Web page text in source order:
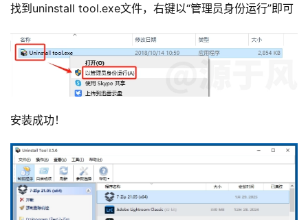
找到uninstall tool.exe文件，右键以“管理员身份运行”即可
安装成功！